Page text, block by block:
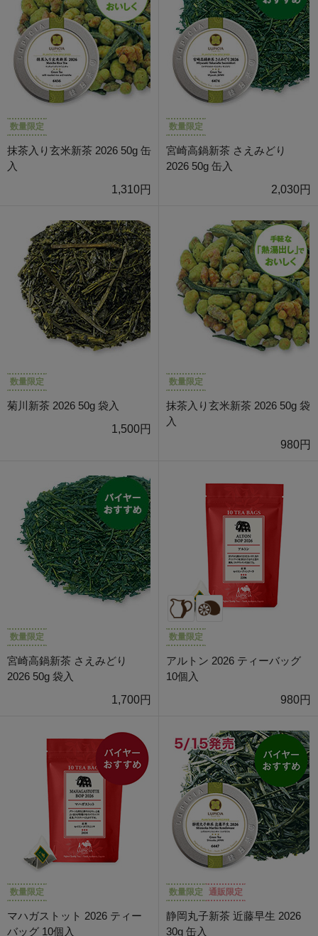
数量限定
抹茶入り玄米新茶 2026 50g 缶
入
1,310円
数量限定
宮崎高鍋新茶 さえみどり
2026 50g 缶入
2,030円
数量限定
菊川新茶 2026 50g 袋入
1,500円
数量限定
抹茶入り玄米新茶 2026 50g 袋
入
980円
数量限定
宮崎高鍋新茶 さえみどり
2026 50g 袋入
1,700円
数量限定
アルトン 2026 ティーバッグ
10個入
980円
数量限定
マハガストット 2026 ティー
バッグ 10個入
数量限定 通販限定
静岡丸子新茶 近藤早生 2026
30g 缶入